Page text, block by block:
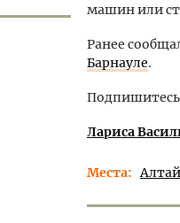
машин или
Ранее
Барнауле.
Подпишитесь
Лариса
Места